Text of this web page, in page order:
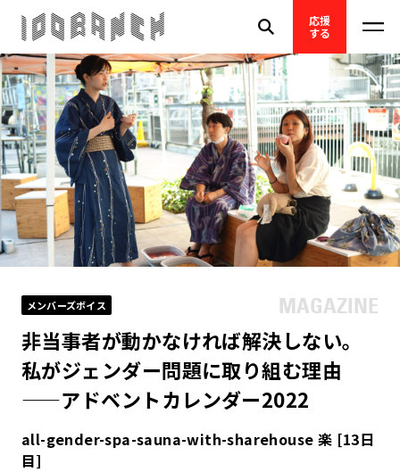
応援
する
メンバーズボイス
非当事者が動かなければ解決しない。
私がジェンダー問題に取り組む理由
——アドベントカレンダー2022
all-gender-spa-sauna-with-sharehouse 楽 [13日
目]